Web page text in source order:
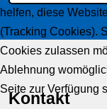
Kontakt
helfen, diese
(Tracking Cookies).
Cookies zulassen
Ablehnung
Seite zur Verfügung